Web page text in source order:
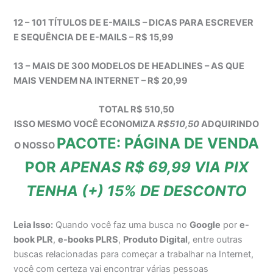
12 – 101 TÍTULOS DE E-MAILS – DICAS PARA ESCREVER
E SEQUÊNCIA DE E-MAILS – R$ 15,99
13 – MAIS DE 300 MODELOS DE HEADLINES – AS QUE
MAIS VENDEM NA INTERNET – R$ 20,99
TOTAL R$ 510,50
ISSO MESMO VOCÊ ECONOMIZAR$510,50ADQUIRINDO
O NOSSO PACOTE: PÁGINA DE VENDA
PORAPENAS R$ 69,99 VIA PIX
TENHA (+) 15% DE DESCONTO
Leia Isso: Quando você faz uma busca noGoogle pore-
book PLR,e-books PLRS, Produto Digital, entre outras
buscas relacionadas para começar a trabalhar na Internet,
você com certeza vai encontrar várias pessoas